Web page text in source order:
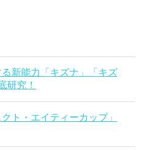
新能力「キズナ」「キズ
研究！
ト・エイティーカップ」